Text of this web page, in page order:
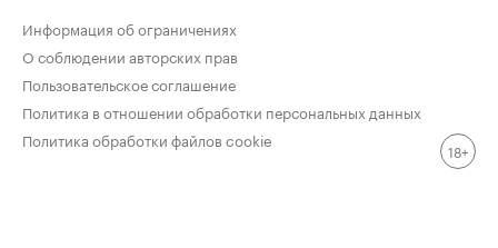
Информация об ограничениях
О соблюдении авторских прав
Пользовательское соглашение
Политика в отношении обработки персональных данных
Политика обработки файлов cookie
18+